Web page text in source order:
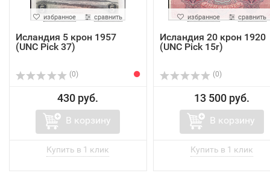
избранное сравнить
Исландия 5 крон 1957
(UNC Pick 37)
(0)
430 руб.
В корзину
избранное сравнить
Исландия 20 крон 1920
(UNC Pick 15r)
(0)
13 500 руб.
В корзину